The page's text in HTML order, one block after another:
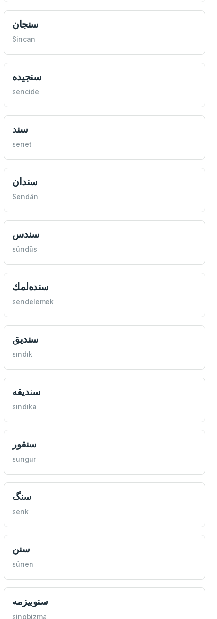
سنجان
Sincan
سنجیده
sencide
سند
senet
سندان
Sendân
سندس
sündüs
سنده‌لمك
sendelemek
سنديق
sındık
سنديقه
sındıka
سنقور
sungur
سنگ
senk
سنن
sünen
سنوبیزمه
sinobizma